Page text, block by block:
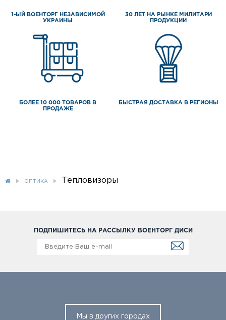
1-ЫЙ ВОЕНТОРГ НЕЗАВИСИМОЙ
УКРАИНЫ
30 ЛЕТ НА РЫНКЕ МИЛИТАРИ
ПРОДУКЦИИ
БОЛЕЕ 10 000 ТОВАРОВ В
ПРОДАЖЕ
БЫСТРАЯ ДОСТАВКА В РЕГИОНЫ
ОПТИКА Тепловизоры
ПОДПИШИТЕСЬ НА РАССЫЛКУ ВОЕНТОРГ ДИСИ
Мы в других городах